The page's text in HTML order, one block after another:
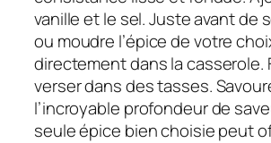
vanille et le sel. Juste avant de
ou moudre l’épice de votre
directement dans la casserole.
verser dans des tasses.
l’incroyable profondeur de
seule épice bien choisie peut